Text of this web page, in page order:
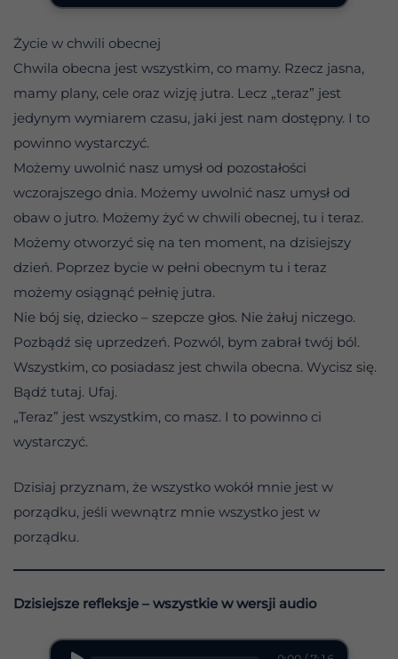
Życie w chwili obecnej
Chwila obecna jest wszystkim, co mamy. Rzecz jasna,
mamy plany, cele oraz wizję jutra. Lecz „teraz” jest
jedynym wymiarem czasu, jaki jest nam dostępny. I to
powinno wystarczyć.
Możemy uwolnić nasz umysł od pozostałości
wczorajszego dnia. Możemy uwolnić nasz umysł od
obaw o jutro. Możemy żyć w chwili obecnej, tu i teraz.
Możemy otworzyć się na ten moment, na dzisiejszy
dzień. Poprzez bycie w pełni obecnym tu i teraz
możemy osiągnąć pełnię jutra.
Nie bój się, dziecko – szepcze głos. Nie żałuj niczego.
Pozbądź się uprzedzeń. Pozwól, bym zabrał twój ból.
Wszystkim, co posiadasz jest chwila obecna. Wycisz się.
Bądź tutaj. Ufaj.
„Teraz” jest wszystkim, co masz. I to powinno ci
wystarczyć.
Dzisiaj przyznam, że wszystko wokół mnie jest w
porządku, jeśli wewnątrz mnie wszystko jest w
porządku.
Dzisiejsze refleksje – wszystkie w wersji audio